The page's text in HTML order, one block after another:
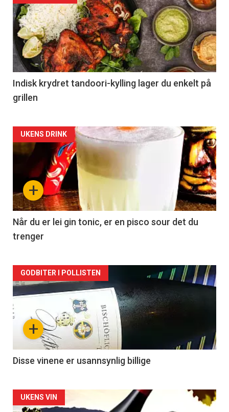
Indisk krydret tandoori-kylling lager du enkelt på
grillen
Forsiden
akkurat
nå
-
2
+
UKENS DRINK
Når du er lei gin tonic, er en pisco sour det du
trenger
Forsiden
akkurat
nå
3
+
GODBITER I POLLISTEN
Disse vinene er usannsynlig billige
Forsiden
UKENS VIN